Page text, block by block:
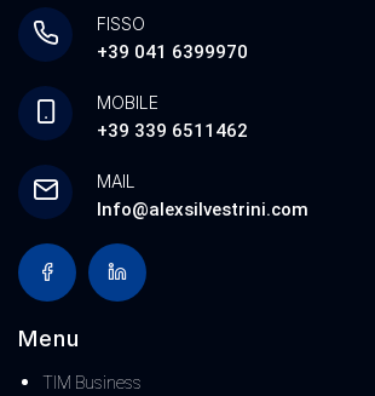
FISSO
+39 041 6399970
MOBILE
+39 339 6511462
MAIL
Info@alexsilvestrini.com
Menu
TIM Business